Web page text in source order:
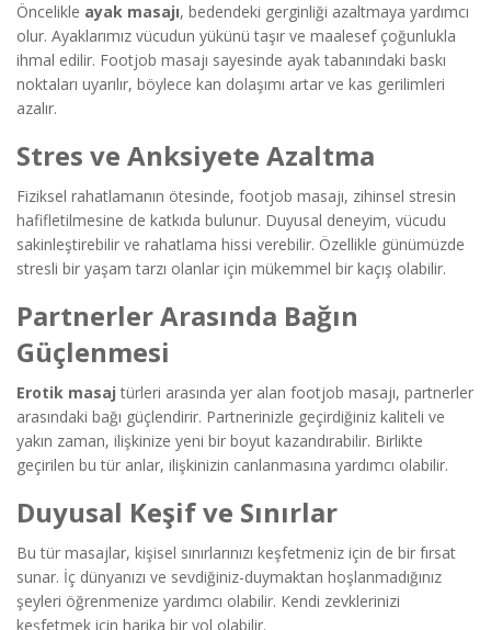
Öncelikle ayak masajı, bedendeki gerginliği azaltmaya yardımcı
olur. Ayaklarımız vücudun yükünü taşır ve maalesef çoğunlukla
ihmal edilir. Footjob masajı sayesinde ayak tabanındaki baskı
noktaları uyarılır, böylece kan dolaşımı artar ve kas gerilimleri
azalır.
Stres ve Anksiyete Azaltma
Fiziksel rahatlamanın ötesinde, footjob masajı, zihinsel stresin
hafifletilmesine de katkıda bulunur. Duyusal deneyim, vücudu
sakinleştirebilir ve rahatlama hissi verebilir. Özellikle günümüzde
stresli bir yaşam tarzı olanlar için mükemmel bir kaçış olabilir.
Partnerler Arasında Bağın
Güçlenmesi
Erotik masaj türleri arasında yer alan footjob masajı, partnerler
arasındaki bağı güçlendirir. Partnerinizle geçirdiğiniz kaliteli ve
yakın zaman, ilişkinize yeni bir boyut kazandırabilir. Birlikte
geçirilen bu tür anlar, ilişkinizin canlanmasına yardımcı olabilir.
Duyusal Keşif ve Sınırlar
Bu tür masajlar, kişisel sınırlarınızı keşfetmeniz için de bir fırsat
sunar. İç dünyanızı ve sevdiğiniz-duymaktan hoşlanmadığınız
şeyleri öğrenmenize yardımcı olabilir. Kendi zevklerinizi
keşfetmek için harika bir yol olabilir.